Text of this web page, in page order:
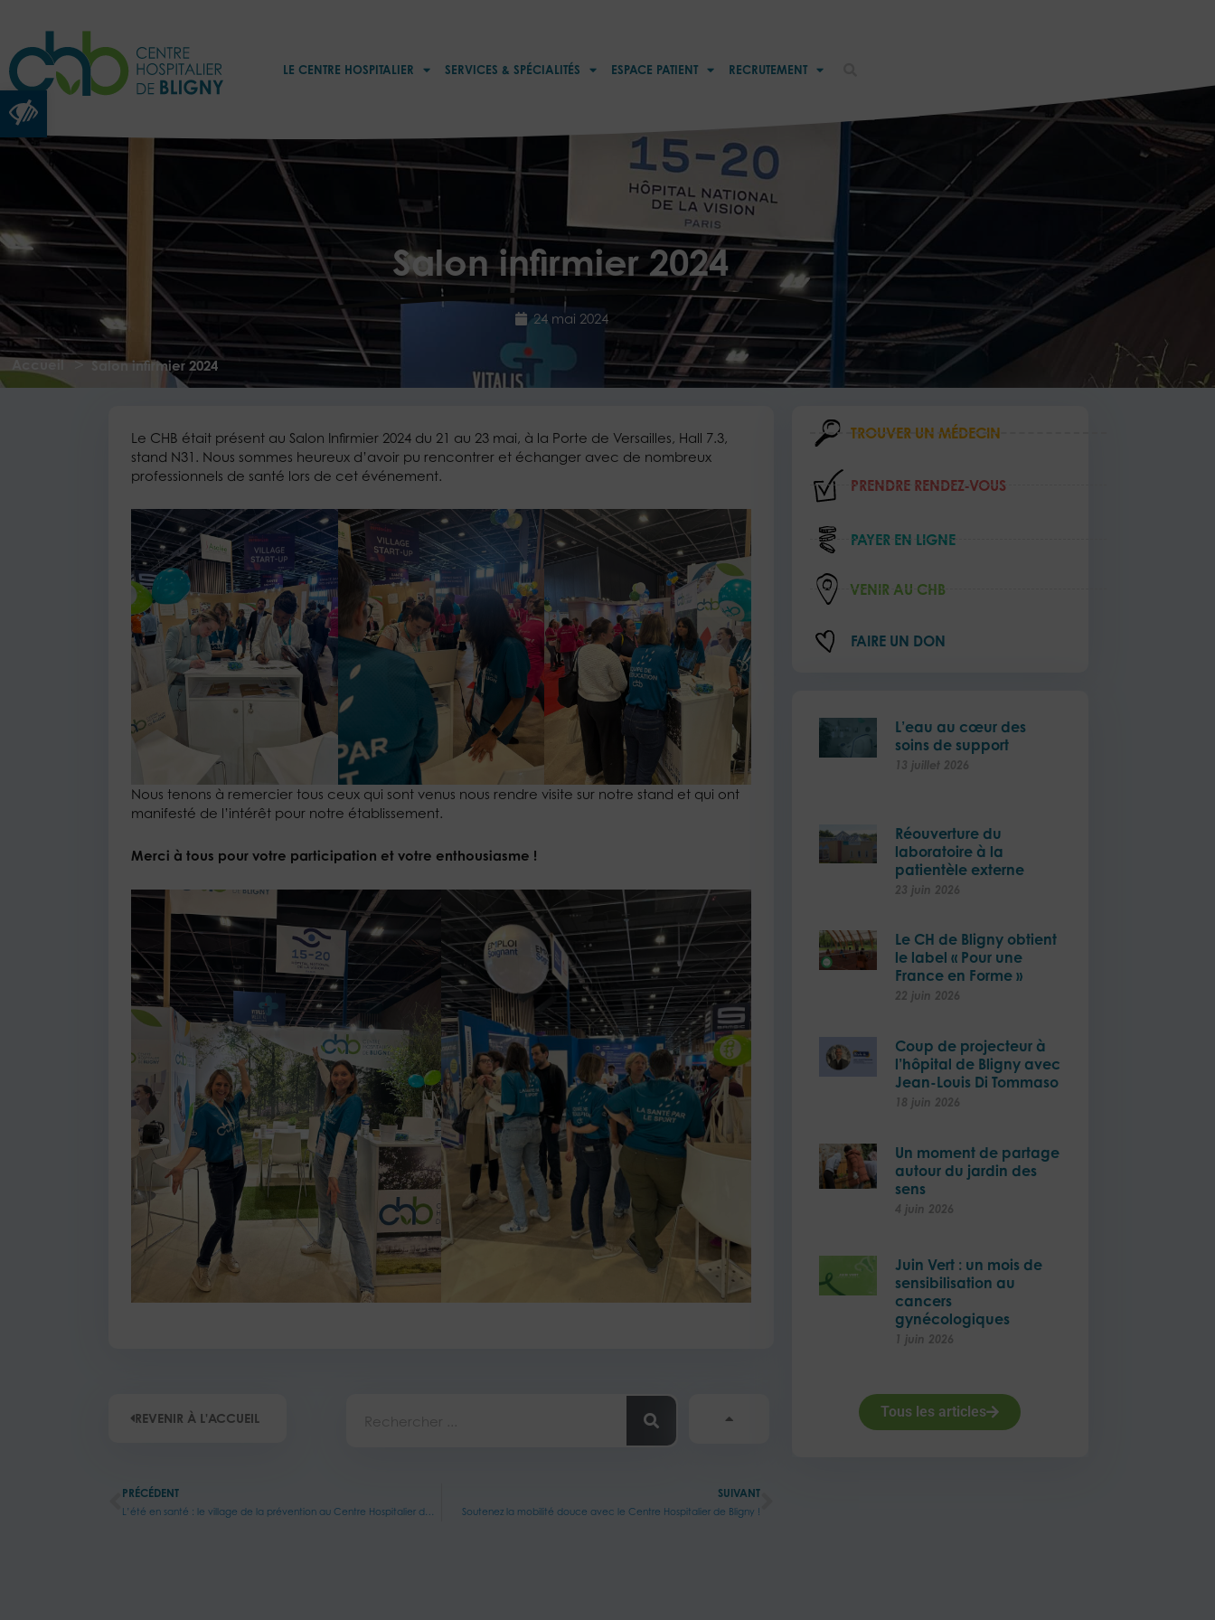
Ouvrir la barre d’outils
LE CENTRE HOSPITALIER SERVICES & SPÉCIALITÉS ESPACE PATIENT RECRUTEMENT
Salon infirmier 2024
24 mai 2024
Accueil > Salon infirmier 2024
Le CHB était présent au Salon Infirmier 2024 du 21 au 23 mai, à la Porte de Versailles, Hall 7.3,
stand N31. Nous sommes heureux d’avoir pu rencontrer et échanger avec de nombreux
professionnels de santé lors de cet événement.
Nous tenons à remercier tous ceux qui sont venus nous rendre visite sur notre stand et qui ont
manifesté de l’intérêt pour notre établissement.
Merci à tous pour votre participation et votre enthousiasme !
REVENIR À L'ACCUEIL
PRÉCÉDENT SUIVANT
Soutenez la mobilité douce avec le Centre Hospitalier de Bligny !
TROUVER UN MÉDECIN
PRENDRE RENDEZ‑VOUS
PAYER EN LIGNE
VENIR AU CHB
FAIRE UN DON
L’eau au cœur des
soins de support
13 juillet 2026
Réouverture du
laboratoire à la
patientèle externe​
23 juin 2026
Le CH de Bligny obtient
le label « Pour une
France en Forme »
22 juin 2026
Coup de projecteur à
l’hôpital de Bligny avec
Jean-Louis Di Tommaso
18 juin 2026
Un moment de partage
autour du jardin des
sens
4 juin 2026
Juin Vert : un mois de
sensibilisation au
cancers
gynécologiques
1 juin 2026
Tous les articles